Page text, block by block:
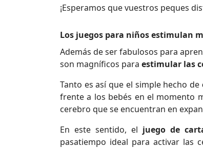
¡Esperamos que vuestros peques
Los juegos para niños estimulan
Además de ser fabulosos para
son magníficos para estimular las
Tanto es así que el simple hecho de
frente a los bebés en el momento
cerebro que se encuentran en
En este sentido, el juego de
pasatiempo ideal para activar las